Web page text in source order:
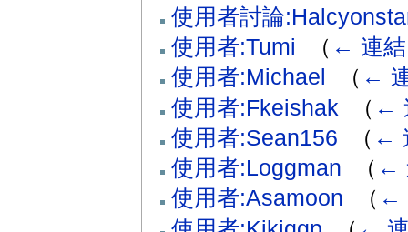
使用者討論
使用者:Tumi
（ ← 連結
使用者:Michael
（ ←
使用者:Fkeishak
（ ←
使用者:Sean156
（ ←
使用者:Loggman
（ ←
使用者:Asamoon
（ ←